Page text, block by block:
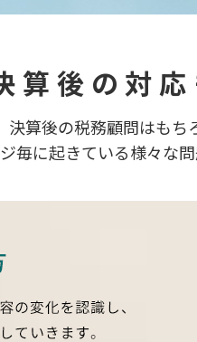
算後の対
算後の税務顧問はもち
毎に起きている様々な